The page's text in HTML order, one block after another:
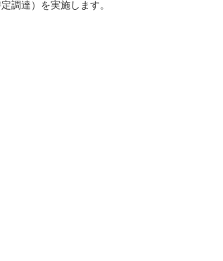
調達）を実施します。